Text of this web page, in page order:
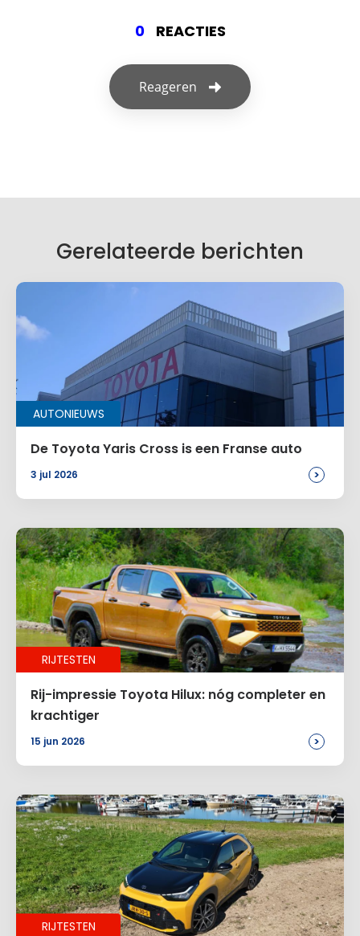
0 REACTIES
Reageren
Je e-mailadres wordt niet gepubliceerd.
*
E-mail*
Voeg een reactie toe
Alternative:
Gerelateerde berichten
AUTONIEUWS
De Toyota Yaris Cross is een Franse auto
3 jul 2026 >
RIJTESTEN
Rij-impressie Toyota Hilux: nóg completer en
krachtiger
15 jun 2026 >
RIJTESTEN